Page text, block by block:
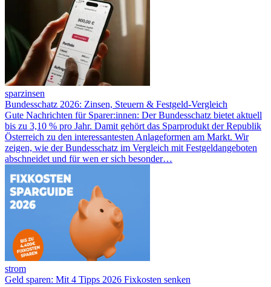
sparzinsen
Bundesschatz 2026: Zinsen, Steuern & Festgeld-Vergleich
Gute Nachrichten für Sparer:innen: Der Bundesschatz bietet aktuell
bis zu 3,10 % pro Jahr. Damit gehört das Sparprodukt der Republik
Österreich zu den interessantesten Anlageformen am Markt. Wir
zeigen, wie der Bundesschatz im Vergleich mit Festgeldangeboten
abschneidet und für wen er sich besonder…
strom
Geld sparen: Mit 4 Tipps 2026 Fixkosten senken